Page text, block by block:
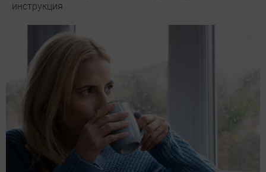
инструкция